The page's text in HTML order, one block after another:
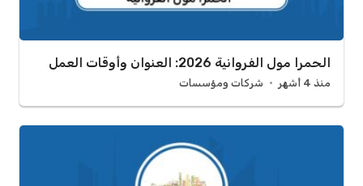
الحمرا مول الفروانية 2026: العنوان وأوقات العمل
منذ 4 أشهر شركات ومؤسسات